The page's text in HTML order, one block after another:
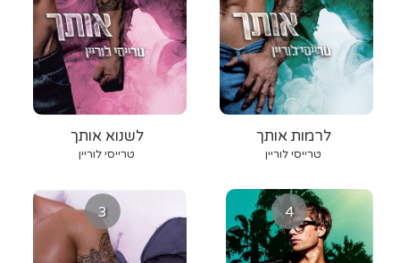
לשנוא אותך
טרייסי לוריין
לרמות אותך
טרייסי לוריין
3 4